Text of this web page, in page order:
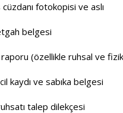
fotokopisi ve aslı
belgesi
raporu (özellikle ruhsal ve
kaydı ve sabıka belgesi
talep dilekçesi